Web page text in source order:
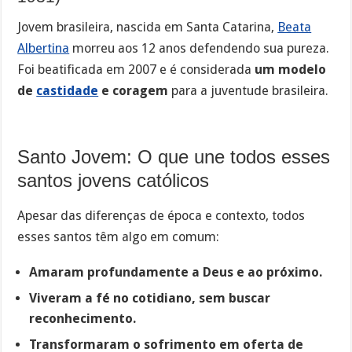
Jovem brasileira, nascida em Santa Catarina, Beata
Albertina morreu aos 12 anos defendendo sua pureza.
Foi beatificada em 2007 e é considerada um modelo
de castidade e coragem para a juventude brasileira.
Santo Jovem: O que une todos esses
santos jovens católicos
Apesar das diferenças de época e contexto, todos
esses santos têm algo em comum:
Amaram profundamente a Deus e ao próximo.
Viveram a fé no cotidiano, sem buscar
reconhecimento.
Transformaram o sofrimento em oferta de